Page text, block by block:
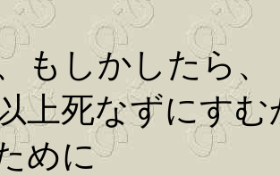
もしかしたら、
上死なずにすむ
めに